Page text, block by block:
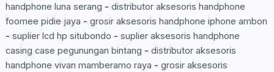
handphone luna serang - distributor aksesoris handphone
foomee pidie jaya - grosir aksesoris handphone iphone ambon
- suplier lcd hp situbondo - suplier aksesoris handphone
casing case pegunungan bintang - distributor aksesoris
handphone vivan mamberamo raya - grosir aksesoris